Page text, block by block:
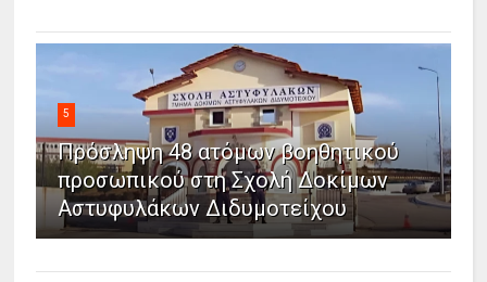
5
Πρόσληψη 48 ατόμων βοηθητικού
προσωπικού στη Σχολή Δοκίμων
Αστυφυλάκων Διδυμοτείχου